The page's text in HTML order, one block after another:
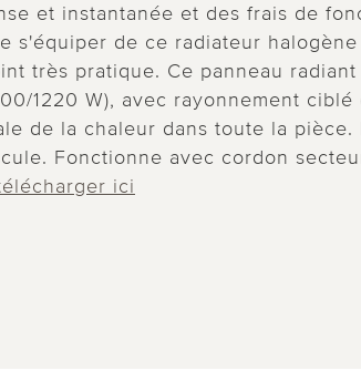
et instantanée et des frais de
s'équiper de ce radiateur
très pratique. Ce panneau
1220 W), avec rayonnement
de la chaleur dans toute la
Fonctionne avec cordon
ici